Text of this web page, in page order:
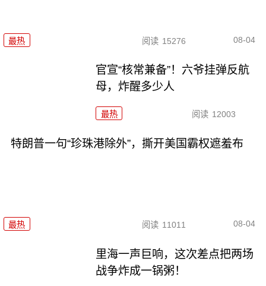
最热 阅读 15276 08-04
官宣“核常兼备”！六爷挂弹反航
母，炸醒多少人
最热 阅读 12003
特朗普一句“珍珠港除外”，撕开美国霸权遮羞布
最热 阅读 11011 08-04
里海一声巨响，这次差点把两场
战争炸成一锅粥！